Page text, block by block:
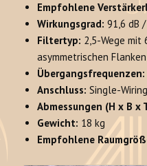
Empfohlene
Wirkungsgrad: 91,6 dB
Filtertyp: 2,5-Wege mit
asymmetrischen Flanken
Übergangsfrequenzen:
Anschluss: Single-Wiring
Abmessungen (H x B x
Gewicht: 18 kg
Empfohlene